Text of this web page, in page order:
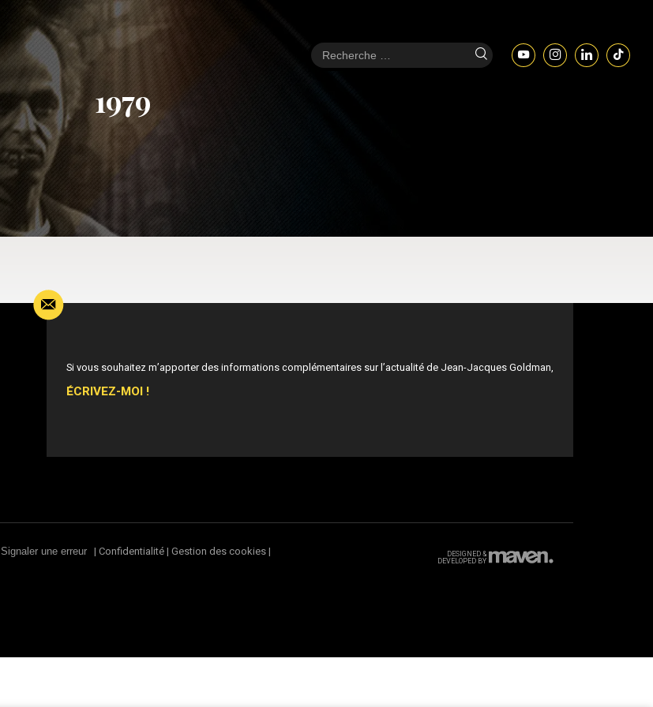
1979
Si vous souhaitez m’apporter des informations complémentaires sur l’actualité de Jean-Jacques Goldman,
ÉCRIVEZ-MOI !
Signaler une erreur | Confidentialité| Gestion des cookies|
DESIGNED &
DEVELOPED BY